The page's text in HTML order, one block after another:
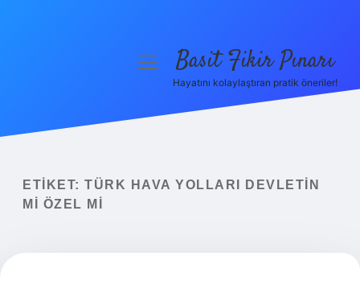
Yasal Uyarı
menüyüBasit Fikir Pınarı
Hayatını kolaylaştıran pratik öneriler!
ETIKET: TÜRK HAVA YOLLARI DEVLETIN
MI ÖZEL MI